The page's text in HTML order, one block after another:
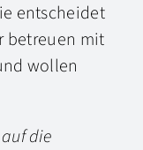
entscheidet
betreuen mit
wollen
die